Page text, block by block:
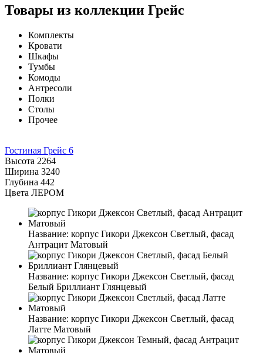
Товары из коллекции Грейс
Комплекты
Кровати
Шкафы
Тумбы
Комоды
Антресоли
Полки
Столы
Прочее
Гостиная Грейс 6
Высота 2264
Ширина 3240
Глубина 442
Цвета ЛЕРОМ
Название: корпус Гикори Джексон Светлый, фасад
Антрацит Матовый
Название: корпус Гикори Джексон Светлый, фасад
Белый Бриллиант Глянцевый
Название: корпус Гикори Джексон Светлый, фасад
Латте Матовый